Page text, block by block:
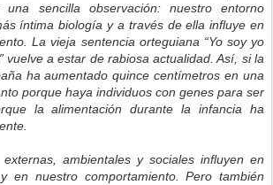
una sencilla observación: nuestro entorno
íntima biología y a través de ella influye en
La vieja sentencia orteguiana “Yo soy yo
vuelve a estar de rabiosa actualidad. Así, si la
ha aumentado quince centímetros en una
porque haya individuos con genes para ser
la alimentación durante la infancia ha
ambientales y sociales influyen en
en nuestro comportamiento. Pero también